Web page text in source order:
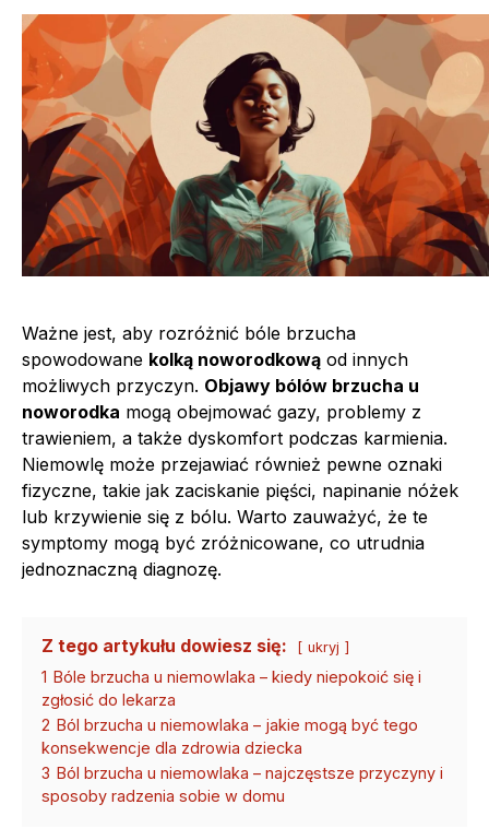
Ważne jest, aby rozróżnić bóle brzucha
spowodowane kolką noworodkową od innych
możliwych przyczyn. Objawy bólów brzucha u
noworodka mogą obejmować gazy, problemy z
trawieniem, a także dyskomfort podczas karmienia.
Niemowlę może przejawiać również pewne oznaki
fizyczne, takie jak zaciskanie pięści, napinanie nóżek
lub krzywienie się z bólu. Warto zauważyć, że te
symptomy mogą być zróżnicowane, co utrudnia
jednoznaczną diagnozę.
Z tego artykułu dowiesz się: ukryj
1 Bóle brzucha u niemowlaka – kiedy niepokoić się i
zgłosić do lekarza
2 Ból brzucha u niemowlaka – jakie mogą być tego
konsekwencje dla zdrowia dziecka
3 Ból brzucha u niemowlaka – najczęstsze przyczyny i
sposoby radzenia sobie w domu